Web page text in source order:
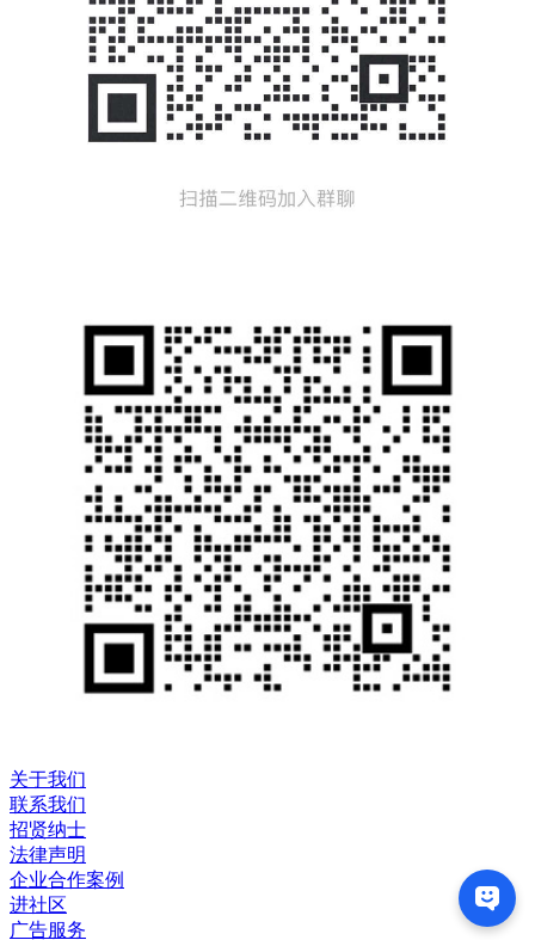
关于我们
联系我们
招贤纳士
法律声明
企业合作案例
进社区
广告服务